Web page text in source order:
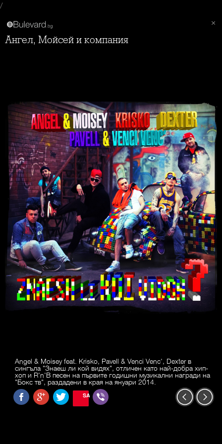
/
Ангел, Мойсей и компания
Angel & Moisey feat. Krisko, Pavell & Venci Venc', Dexter в
сингъла "Знаеш ли кой видях", отличен като най-добра хип-
хоп и R'n'B песен на първите годишни музикални награди на
"Бокс тв", раздадени в края на януари 2014.
SAVE